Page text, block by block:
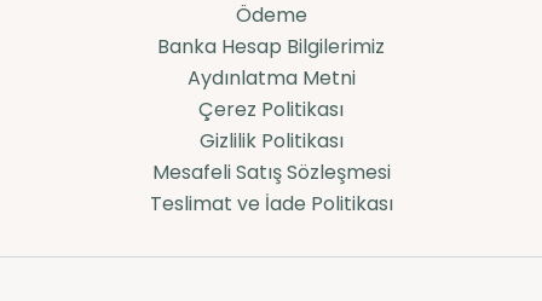
Ödeme
Banka Hesap Bilgilerimiz
Aydınlatma Metni
Çerez Politikası
Gizlilik Politikası
Mesafeli Satış Sözleşmesi
Teslimat ve İade Politikası